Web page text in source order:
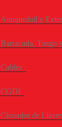
Autoprofull y
Barracuda, Tango
Cables
CGDI
Clonador de Llaves